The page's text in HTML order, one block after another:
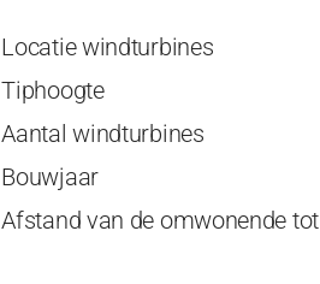
Locatie windturbines
Tiphoogte
Aantal windturbines
Bouwjaar
Afstand van de omwonende